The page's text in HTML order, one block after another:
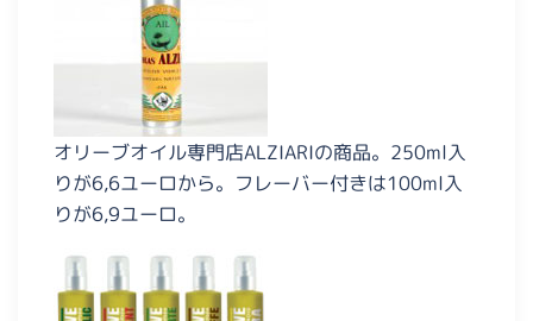
オリーブオイル専門店ALZIARIの商品。250ml入
りが6,6ユーロから。フレーバー付きは100ml入
りが6,9ユーロ。